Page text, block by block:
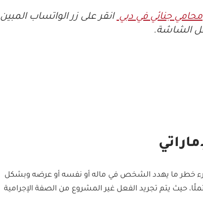
محامي جنائي في دبيانقر على زر الواتساب المبين
الشاشة.
خطر ما يهدد الشخص في ماله أو نفسه أو عرضه وبشكل
حيث يتم تجريد الفعل غير المشروع من الصفة الإجرامية